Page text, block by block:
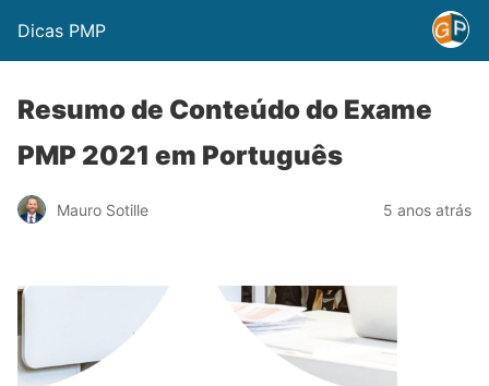
Dicas PMP
Resumo de Conteúdo do Exame
PMP 2021 em Português
Mauro Sotille 5 anos atrás